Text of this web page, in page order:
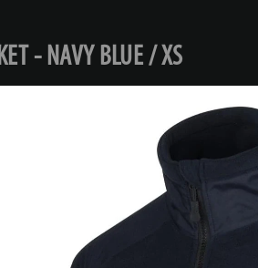
- NAVY BLUE / XS